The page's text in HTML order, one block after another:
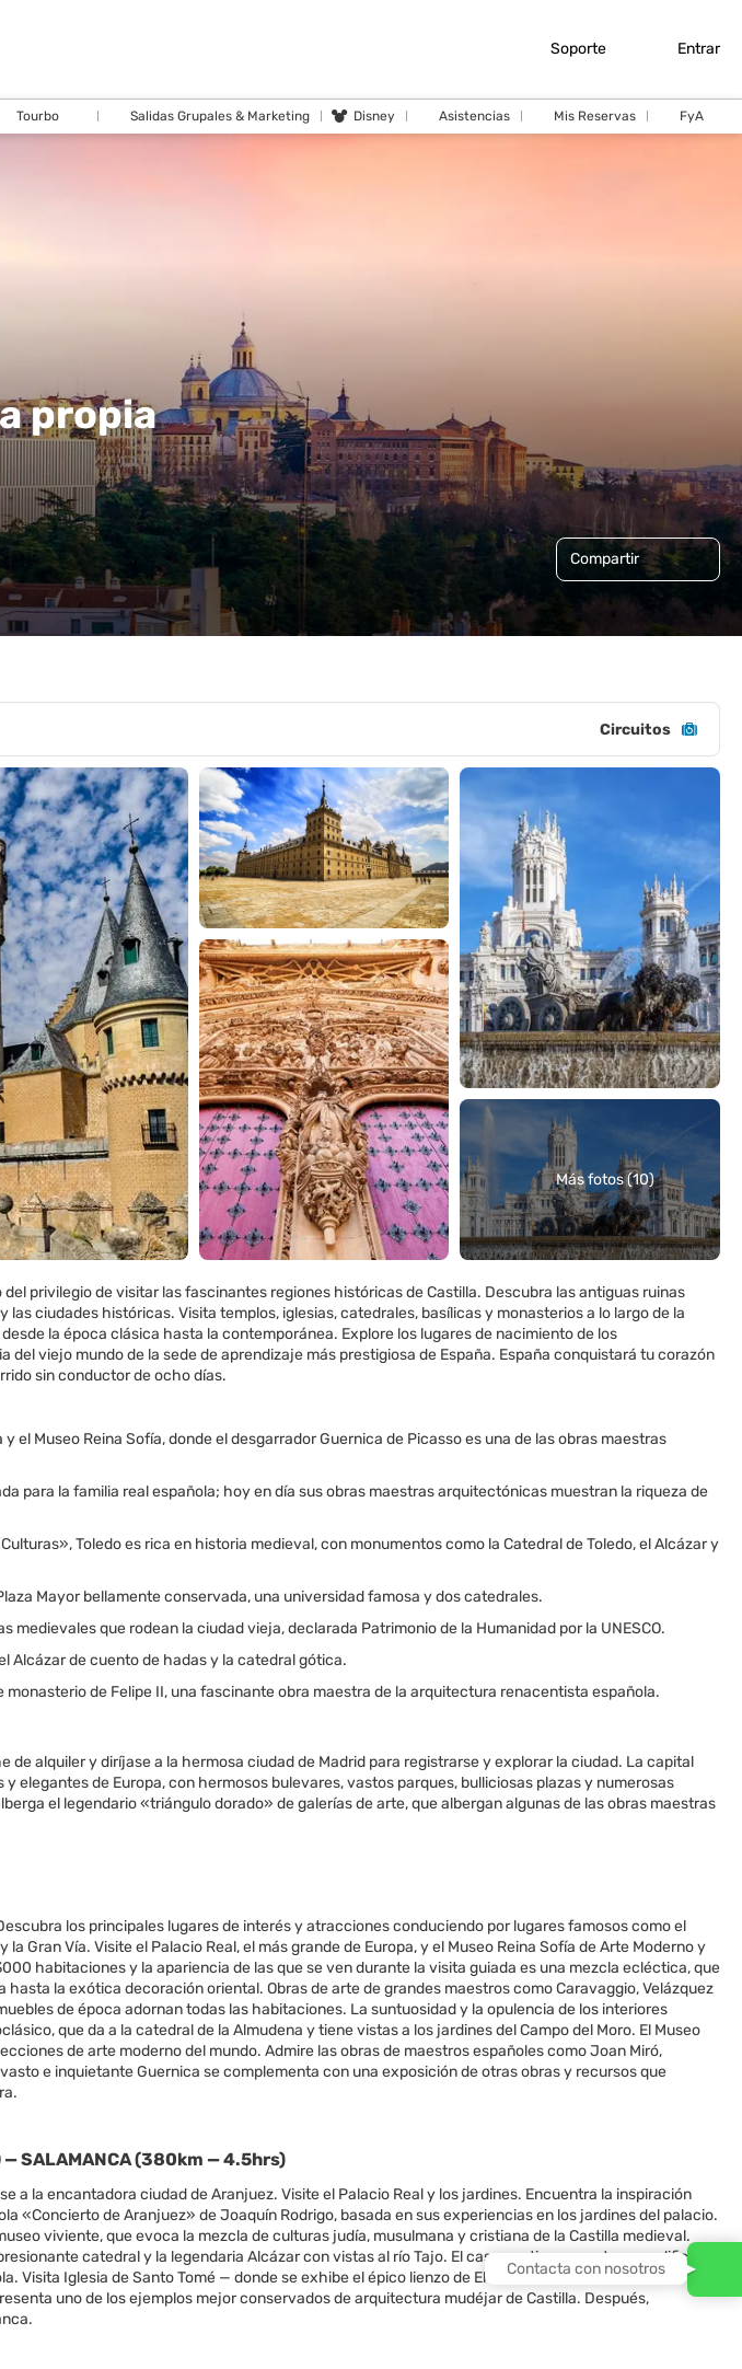
Soporte Entrar
Tourbo Salidas Grupales & Marketing Disney Asistencias Mis Reservas FyA
propia
Compartir
Circuitos
Más fotos (10)
privilegio de visitar las fascinantes regiones históricas de Castilla. Descubra las antiguas ruinas
las ciudades históricas. Visita templos, iglesias, catedrales, basílicas y monasterios a lo largo de la
la época clásica hasta la contemporánea. Explore los lugares de nacimiento de los
del viejo mundo de la sede de aprendizaje más prestigiosa de España. España conquistará tu corazón
sin conductor de ocho días.
el Museo Reina Sofía, donde el desgarrador Guernica de Picasso es una de las obras maestras
para la familia real española; hoy en día sus obras maestras arquitectónicas muestran la riqueza de
Toledo es rica en historia medieval, con monumentos como la Catedral de Toledo, el Alcázar y
Mayor bellamente conservada, una universidad famosa y dos catedrales.
medievales que rodean la ciudad vieja, declarada Patrimonio de la Humanidad por la UNESCO.
Alcázar de cuento de hadas y la catedral gótica.
monasterio de Felipe II, una fascinante obra maestra de la arquitectura renacentista española.
de alquiler y diríjase a la hermosa ciudad de Madrid para registrarse y explorar la ciudad. La capital
elegantes de Europa, con hermosos bulevares, vastos parques, bulliciosas plazas y numerosas
el legendario «triángulo dorado» de galerías de arte, que albergan algunas de las obras maestras
los principales lugares de interés y atracciones conduciendo por lugares famosos como el
la Gran Vía. Visite el Palacio Real, el más grande de Europa, y el Museo Reina Sofía de Arte Moderno y
habitaciones y la apariencia de las que se ven durante la visita guiada es una mezcla ecléctica, que
la exótica decoración oriental. Obras de arte de grandes maestros como Caravaggio, Velázquez
de época adornan todas las habitaciones. La suntuosidad y la opulencia de los interiores
que da a la catedral de la Almudena y tiene vistas a los jardines del Campo del Moro. El Museo
de arte moderno del mundo. Admire las obras de maestros españoles como Joan Miró,
e inquietante Guernica se complementa con una exposición de otras obras y recursos que
— SALAMANCA (380km — 4.5hrs)
a la encantadora ciudad de Aranjuez. Visite el Palacio Real y los jardines. Encuentra la inspiración
«Concierto de Aranjuez» de Joaquín Rodrigo, basada en sus experiencias en los jardines del palacio.
viviente, que evoca la mezcla de culturas judía, musulmana y cristiana de la Castilla medieval.
catedral y la legendaria Alcázar con vistas al río Tajo. El casco antiguo cuenta con edificios
Visita Iglesia de Santo Tomé — donde se exhibe el épico lienzo de El Greco «El entierro del conde de
uno de los ejemplos mejor conservados de arquitectura mudéjar de Castilla. Después,
Contacta con nosotros